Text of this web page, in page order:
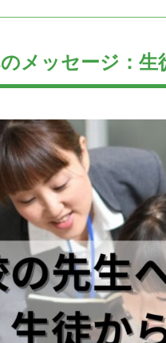
メッセージ：生